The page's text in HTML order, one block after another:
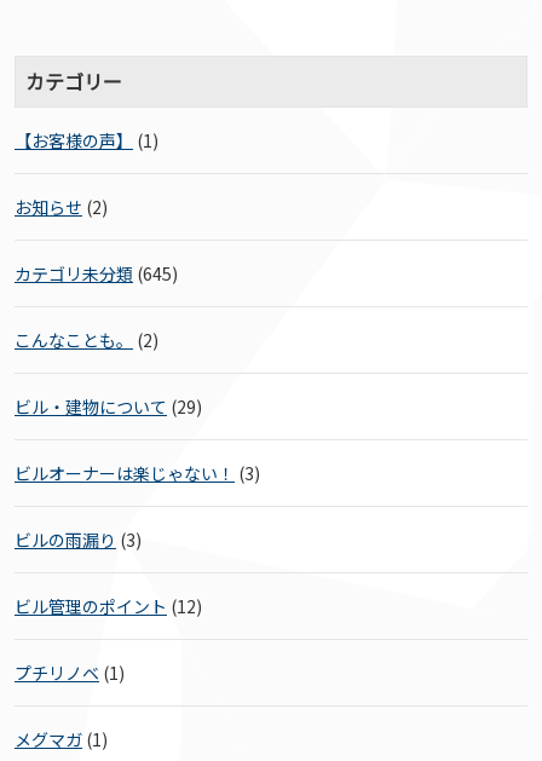
カテゴリー
【お客様の声】 (1)
お知らせ (2)
カテゴリ未分類 (645)
こんなことも。 (2)
ビル・建物について (29)
ビルオーナーは楽じゃない！ (3)
ビルの雨漏り (3)
ビル管理のポイント (12)
プチリノベ (1)
メグマガ (1)